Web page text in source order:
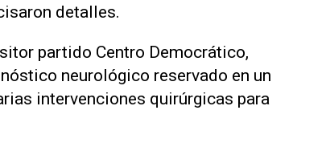
detalles.
partido Centro Democrático,
neurológico reservado en un
intervenciones quirúrgicas para